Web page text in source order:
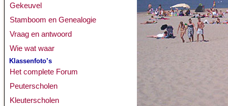
Gekeuvel
Stamboom en Genealogie
Vraag en antwoord
Wie wat waar
Klassenfoto’s
Het complete Forum
Peuterscholen
Kleuterscholen